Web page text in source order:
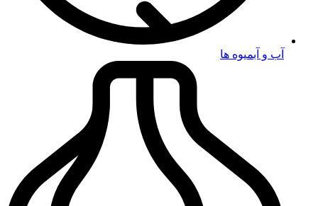
آب و آبمیوه ها